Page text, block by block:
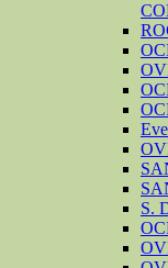
S.